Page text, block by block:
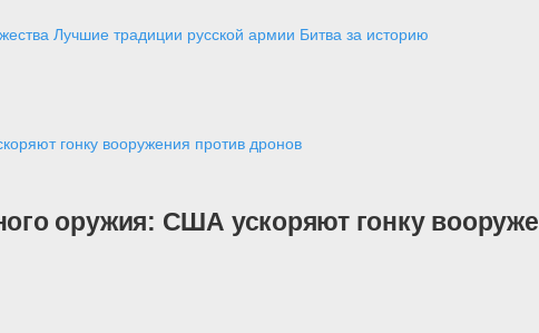
Лучшие традиции русской армии Битва за историю
гонку вооружения против дронов
оружия: США ускоряют гонку